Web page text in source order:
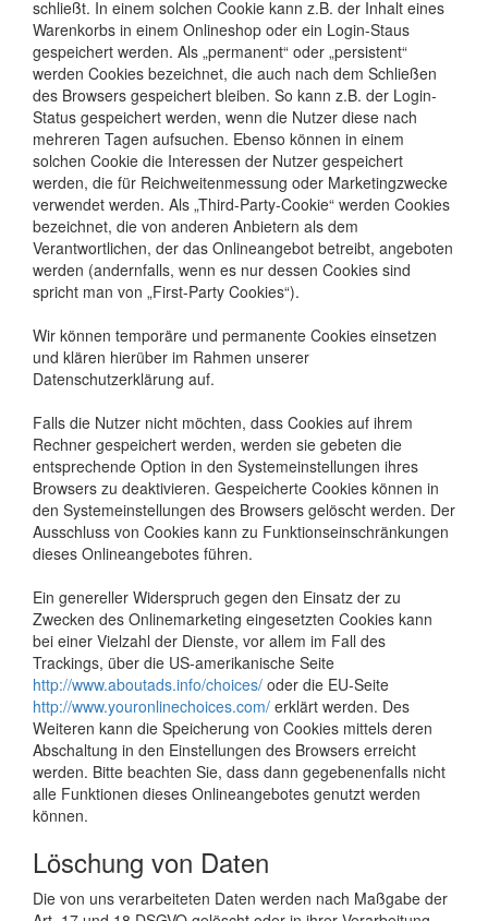
schließt. In einem solchen Cookie kann z.B. der Inhalt eines
Warenkorbs in einem Onlineshop oder ein Login-Staus
gespeichert werden. Als „permanent“ oder „persistent“
werden Cookies bezeichnet, die auch nach dem Schließen
des Browsers gespeichert bleiben. So kann z.B. der Login-
Status gespeichert werden, wenn die Nutzer diese nach
mehreren Tagen aufsuchen. Ebenso können in einem
solchen Cookie die Interessen der Nutzer gespeichert
werden, die für Reichweitenmessung oder Marketingzwecke
verwendet werden. Als „Third-Party-Cookie“ werden Cookies
bezeichnet, die von anderen Anbietern als dem
Verantwortlichen, der das Onlineangebot betreibt, angeboten
werden (andernfalls, wenn es nur dessen Cookies sind
spricht man von „First-Party Cookies“).
Wir können temporäre und permanente Cookies einsetzen
und klären hierüber im Rahmen unserer
Datenschutzerklärung auf.
Falls die Nutzer nicht möchten, dass Cookies auf ihrem
Rechner gespeichert werden, werden sie gebeten die
entsprechende Option in den Systemeinstellungen ihres
Browsers zu deaktivieren. Gespeicherte Cookies können in
den Systemeinstellungen des Browsers gelöscht werden. Der
Ausschluss von Cookies kann zu Funktionseinschränkungen
dieses Onlineangebotes führen.
Ein genereller Widerspruch gegen den Einsatz der zu
Zwecken des Onlinemarketing eingesetzten Cookies kann
bei einer Vielzahl der Dienste, vor allem im Fall des
Trackings, über die US-amerikanische Seite
http://www.aboutads.info/choices/ oder die EU-Seite
http://www.youronlinechoices.com/ erklärt werden. Des
Weiteren kann die Speicherung von Cookies mittels deren
Abschaltung in den Einstellungen des Browsers erreicht
werden. Bitte beachten Sie, dass dann gegebenenfalls nicht
alle Funktionen dieses Onlineangebotes genutzt werden
können.
Löschung von Daten
Die von uns verarbeiteten Daten werden nach Maßgabe der